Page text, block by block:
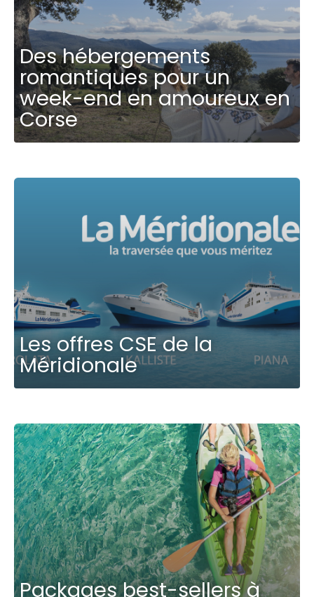
Des hébergements
romantiques pour un
week-end en amoureux en
Corse
Les offres CSE de la
Méridionale
Packages best-sellers à